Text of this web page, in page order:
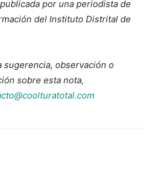
por una periodista de
del Instituto Distrital de
sugerencia, observación o
sobre esta nota,